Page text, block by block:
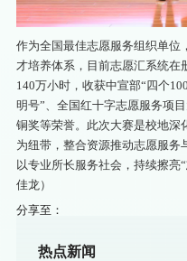
作为全国最佳志愿服务组织单位
才培养体系，目前志愿汇系统在
140万小时，收获中宣部“四个
明号”、全国红十字志愿服务项
铜奖等荣誉。此次大赛是校地深
为纽带，整合资源推动志愿服
以专业所长服务社会，持续擦亮
佳龙）
分享至：
热点新闻